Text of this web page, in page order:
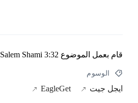
قام بعمل الموضوع Salem Shami 3:32 م
الوسوم
ايجل جيت EagleGet